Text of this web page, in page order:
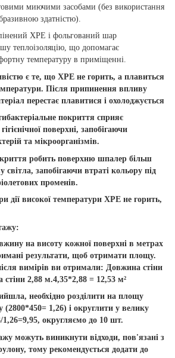
миючими засобами (без використання
здатністю).
ХРЕ і фольгований шар
теплоізоляцію, що допомагає
температуру в приміщенні.
є те, що ХРЕ не горить, а плавиться
Після припинення впливу
перестає плавитися і охолоджується
покриття сприяє
поверхні, запобігаючи
та мікроорганізмів.
робить поверхню шпалер більш
світла, запобігаючи втраті кольору під
променів.
дії високої температури ХРЕ не горить,
на висоту кожної поверхні в метрах
результати, щоб отримати площу.
вимірів ви отримали: Довжина стіни
стіни 2,88 м.4,35*2,88 = 12,53 м²
необхідно розділити на площу
(2800*450= 1,26) і округлити у велику
1,26=9,95, округляємо до 10 шт.
можуть виникнути відходи, пов'язані з
тому рекомендується додати до